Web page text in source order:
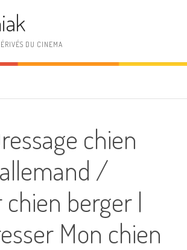
DU CINEMA
chien
/
chien berger |
Mon chien